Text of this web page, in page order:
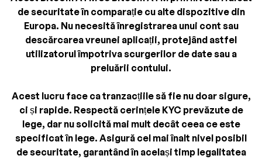
de securitate în comparație cu alte dispozitive din
Europa. Nu necesită înregistrarea unui cont sau
descărcarea vreunei aplicații, protejând astfel
utilizatorul împotriva scurgerilor de date sau a
preluării contului.
Acest lucru face ca tranzacțiile să fie nu doar sigure,
ci și rapide. Respectă cerințele KYC prevăzute de
lege, dar nu solicită mai mult decât ceea ce este
specificat în lege. Asigură cel mai înalt nivel posibil
de securitate, garantând în același timp legalitatea